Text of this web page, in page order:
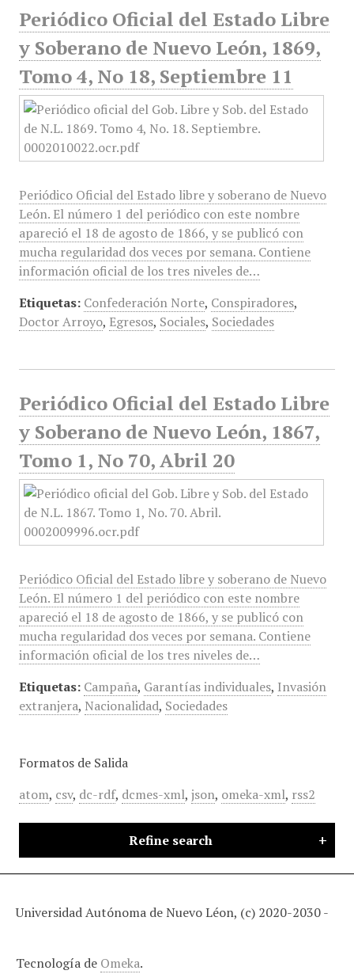
Periódico Oficial del Estado Libre
y Soberano de Nuevo León, 1869,
Tomo 4, No 18, Septiembre 11
Periódico Oficial del Estado libre y soberano de Nuevo
León. El número 1 del periódico con este nombre
apareció el 18 de agosto de 1866, y se publicó con
mucha regularidad dos veces por semana. Contiene
información oficial de los tres niveles de…
Etiquetas: Confederación Norte, Conspiradores,
Doctor Arroyo, Egresos, Sociales, Sociedades
Periódico Oficial del Estado Libre
y Soberano de Nuevo León, 1867,
Tomo 1, No 70, Abril 20
Periódico Oficial del Estado libre y soberano de Nuevo
León. El número 1 del periódico con este nombre
apareció el 18 de agosto de 1866, y se publicó con
mucha regularidad dos veces por semana. Contiene
información oficial de los tres niveles de…
Etiquetas: Campaña, Garantías individuales, Invasión
extranjera, Nacionalidad, Sociedades
Formatos de Salida
atom, csv, dc-rdf, dcmes-xml, json, omeka-xml, rss2
Refine search
Universidad Autónoma de Nuevo Léon, (c) 2020-2030 -
Tecnología de Omeka.